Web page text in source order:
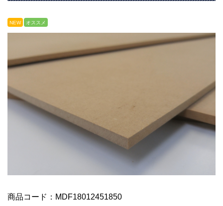
NEW オススメ
商品コード：MDF18012451850